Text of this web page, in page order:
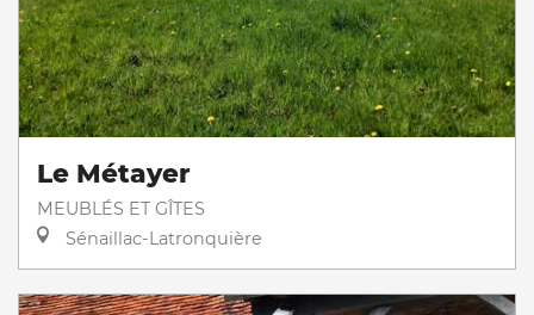
Le Métayer
MEUBLÉS ET GÎTES
Sénaillac-Latronquière